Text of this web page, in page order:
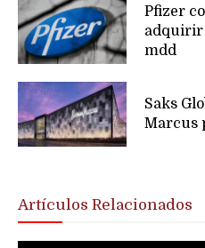
Pfizer
adquirir
mdd
Saks
Marcus
Artículos Relacionados